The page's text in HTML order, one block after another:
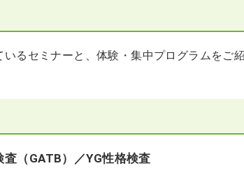
るセミナーと、体験・集中プログラムをご紹
（GATB）／YG性格検査